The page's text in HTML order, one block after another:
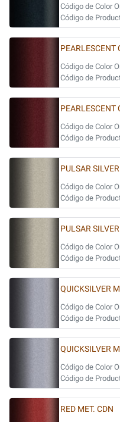
Código de Color
Código de
PEARLESCENT
Código de Color
Código de
PEARLESCENT
Código de Color
Código de
PULSAR
Código de Color
Código de
PULSAR
Código de Color
Código de
QUICKSILVER
Código de Color
Código de
QUICKSILVER
Código de Color
Código de
RED MET. CDN